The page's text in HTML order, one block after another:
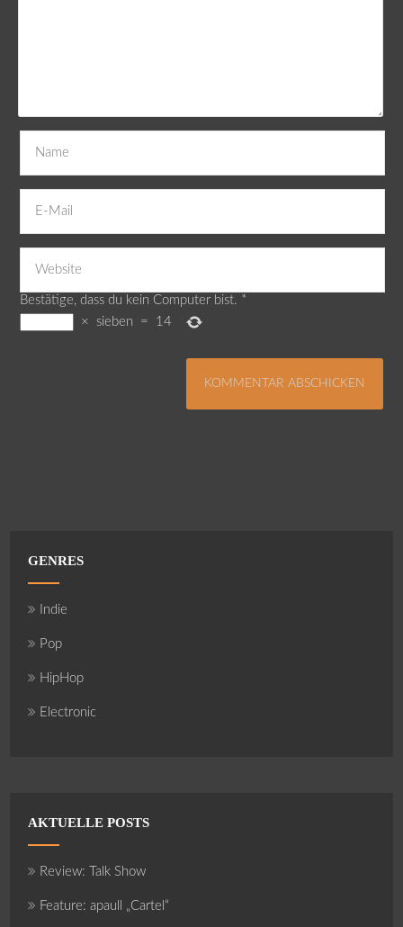
Bestätige, dass du kein Computer bist. *
×
sieben = 14
GENRES
Indie
Pop
HipHop
Electronic
AKTUELLE POSTS
Review: Talk Show
Feature: apaull „Cartel“